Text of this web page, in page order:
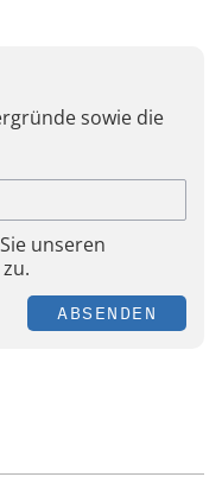
sowie die
unseren
zu.
ABSENDEN